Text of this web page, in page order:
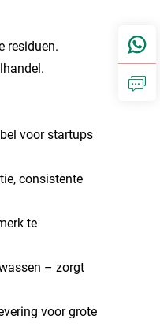
residuen.
voor startups
consistente
te
– zorgt
voor grote